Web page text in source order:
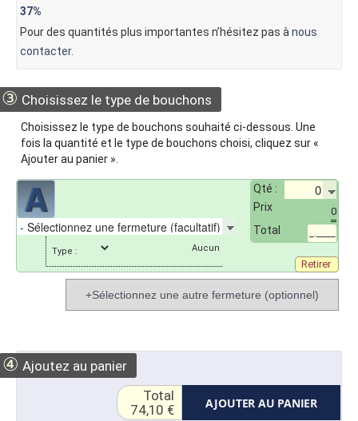
37%
Pour des quantités plus importantes n’hésitez pas à nous
contacter.
③ Choisissez le type de bouchons
Choisissez le type de bouchons souhaité ci-dessous. Une
fois la quantité et le type de bouchons choisi, cliquez sur «
Ajouter au panier ».
Qté :
Prix
0
Total _.____
Type :
Retirer
+Sélectionnez une autre fermeture (optionnel)
④ Ajoutez au panier
AJOUTER AU PANIER
Total
74,10 €